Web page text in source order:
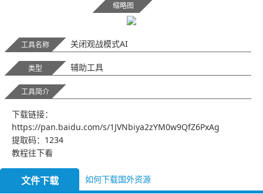
缩略图
工具名称 关闭观战模式AI
类型 辅助工具
工具简介
下载链接：
https://pan.baidu.com/s/1JVNbiya2zYM0w9QfZ6PxAg
提取码：1234
教程往下看
文件下载 如何下载国外资源